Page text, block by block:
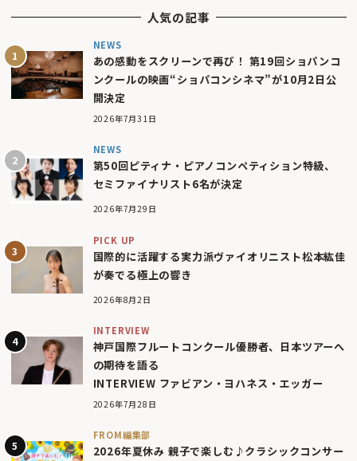
人気の記事
NEWS
あの感動をスクリーンで再び！ 第19回ショパンコ
ンクールの映画“ショパコンシネマ”が10月2日公
開決定
2026年7月31日
NEWS
第50回ピティナ・ピアノコンペティション特級、
セミファイナリスト6名が決定
2026年7月29日
PICK UP
国際的に活躍する実力派ヴァイオリニスト松本紘佳
が奏でる極上の響き
2026年8月2日
INTERVIEW
神戸国際フルートコンクール優勝者、日本ツアーへ
の期待を語る
INTERVIEW ファビアン・ヨハネス・エッガー
2026年7月28日
FROM編集部
2026年夏休み 親子で楽しむ♪クラシックコンサー